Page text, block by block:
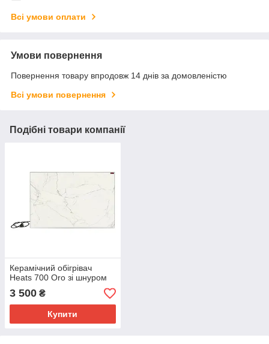
Всі умови оплати
Умови повернення
Повернення товару впродовж 14 днів за домовленістю
Всі умови повернення
Подібні товари компанії
Керамічний обігрівач
Heats 700 Oro зі шнуром
3 500 ₴
Купити